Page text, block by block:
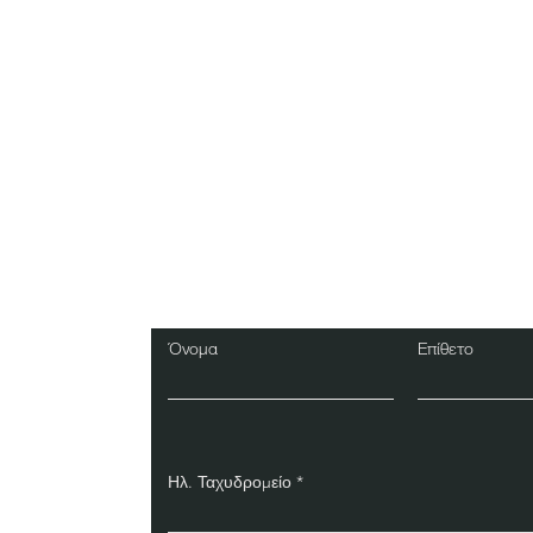
Όνομα Επίθετο
Ηλ. Ταχυδρομείο